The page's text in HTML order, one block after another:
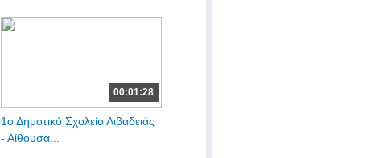
00:01:28
1ο Δημοτικό Σχολείο Λιβαδειάς
- Αίθουσα...